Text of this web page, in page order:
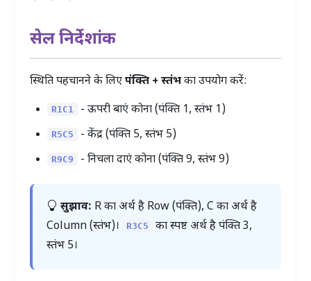
सेल निर्देशांक
स्थिति पहचानने के लिएपंक्ति + स्तंभका उपयोग करें:
R1C1 - ऊपरी बाएं कोना (पंक्ति 1, स्तंभ 1)
R5C5 - केंद्र (पंक्ति 5, स्तंभ 5)
R9C9 - निचला दाएं कोना (पंक्ति 9, स्तंभ 9)
सुझाव: R का अर्थ है Row (पंक्ति), C का अर्थ है
Column (स्तंभ)।
R3C5
का स्पष्ट अर्थ है पंक्ति 3,
स्तंभ 5।